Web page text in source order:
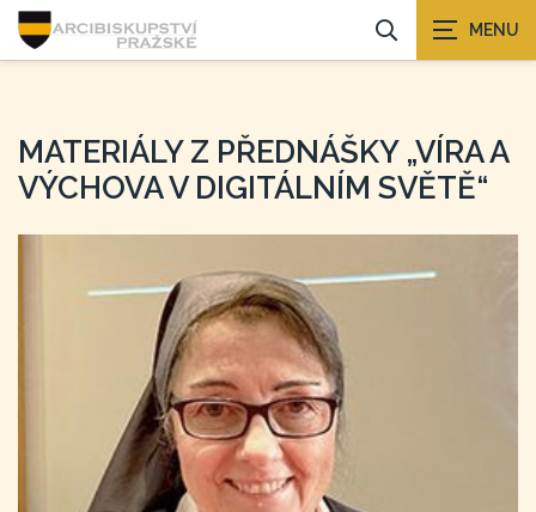
MATERIÁLY Z PŘEDNÁŠKY „VÍRA A
VÝCHOVA V DIGITÁLNÍM SVĚTĚ“